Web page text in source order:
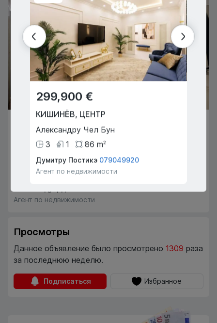
310,000 €
КИШИНЁВ ,РЫШКАНОВКА
Богдан Воевод
2 103 m2
Агент по недвижимости
Просмотры
Данное объявление было просмотрено 1309 раза
за последнюю неделю.
Подписаться Избранное
299,900 €
КИШИНЁВ, ЦЕНТР
Александру Чел Бун
3
1 86 m2
Думитру Постикэ 079049920
Агент по недвижимости